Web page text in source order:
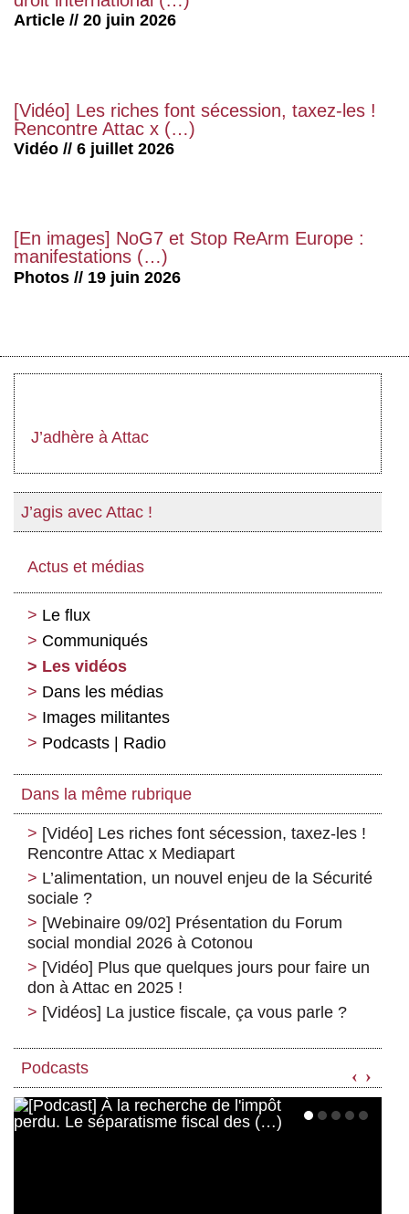
Article // 20 juin 2026
[Vidéo] Les riches font sécession, taxez-les !
Rencontre Attac x (…)
Vidéo // 6 juillet 2026
[En images] NoG7 et Stop ReArm Europe :
manifestations (…)
Photos // 19 juin 2026
J’adhère à Attac
J’agis avec Attac !
Actus et médias
Le flux
Communiqués
Les vidéos
Dans les médias
Images militantes
Podcasts | Radio
Dans la même rubrique
[Vidéo] Les riches font sécession, taxez-les !
Rencontre Attac x Mediapart
L’alimentation, un nouvel enjeu de la Sécurité
sociale ?
[Webinaire 09/02] Présentation du Forum
social mondial 2026 à Cotonou
[Vidéo] Plus que quelques jours pour faire un
don à Attac en 2025 !
[Vidéos] La justice fiscale, ça vous parle ?
Podcasts ‹ ›